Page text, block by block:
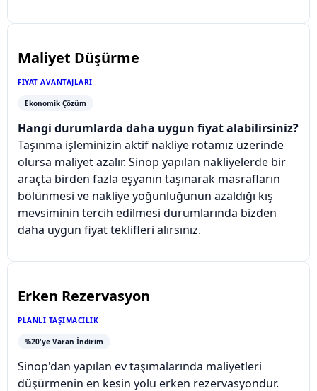
Maliyet Düşürme
FIYAT AVANTAJLARI
Ekonomik Çözüm
Hangi durumlarda daha uygun fiyat alabilirsiniz?
Taşınma işleminizin aktif nakliye rotamız üzerinde
olursa maliyet azalır. Sinop yapılan nakliyelerde bir
araçta birden fazla eşyanın taşınarak masrafların
bölünmesi ve nakliye yoğunluğunun azaldığı kış
mevsiminin tercih edilmesi durumlarında bizden
daha uygun fiyat teklifleri alırsınız.
Erken Rezervasyon
PLANLI TAŞIMACILIK
%20'ye Varan İndirim
Sinop'dan yapılan ev taşımalarında maliyetleri
düşürmenin en kesin yolu erken rezervasyondur.